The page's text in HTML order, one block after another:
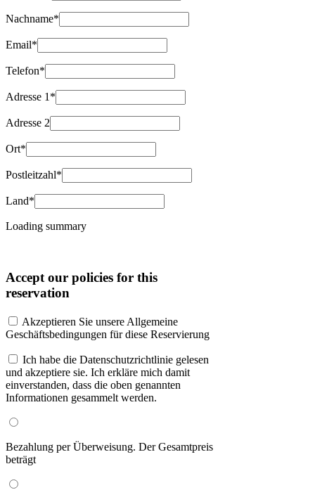
Nachname*
Email*
Telefon*
Adresse 1*
Adresse 2
Ort*
Postleitzahl*
Land*
Loading summary
Accept our policies for this
reservation
Akzeptieren Sie unsere Allgemeine
Geschäftsbedingungen für diese Reservierung
Ich habe die Datenschutzrichtlinie gelesen
und akzeptiere sie. Ich erkläre mich damit
einverstanden, dass die oben genannten
Informationen gesammelt werden.
Bezahlung per Überweisung. Der Gesamtpreis
beträgt